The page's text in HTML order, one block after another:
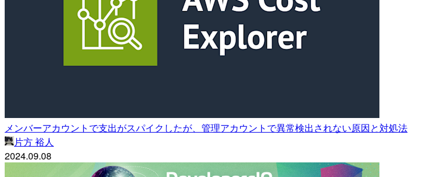
メンバーアカウントで⽀出がスパイクしたが、管理アカウントで異常検出されない原因と対処法
片方 裕人
2024.09.08